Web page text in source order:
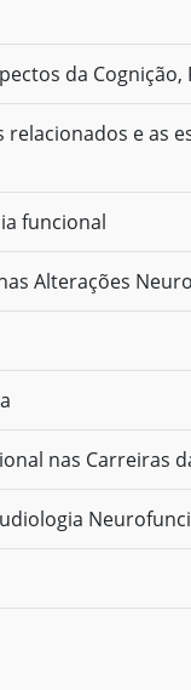
da
e as
funcional
Alterações
nas Carreiras